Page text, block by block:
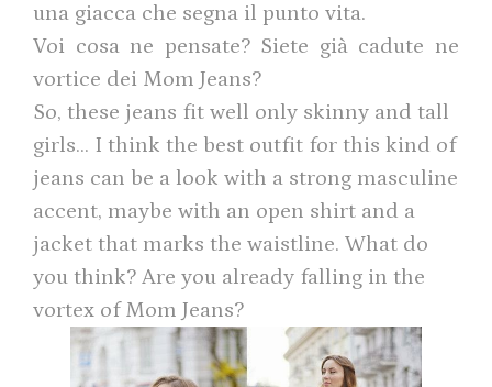
una giacca che segna il punto vita.
Voi cosa ne pensate? Siete già cadute ne
vortice dei Mom Jeans?
So, these jeans fit well only skinny and tall
girls… I think the best outfit for this kind of
jeans can be a look with a strong masculine
accent, maybe with an open shirt and a
jacket that marks the waistline. What do
you think? Are you already falling in the
vortex of Mom Jeans?